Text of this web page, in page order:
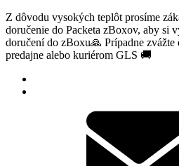
Z dôvodu vysokých teplôt prosíme
doručenie do Packeta zBoxov, aby si
doručení do zBoxu🙏 Prípadne zvážte
predajne alebo kuriérom GLS 🚚